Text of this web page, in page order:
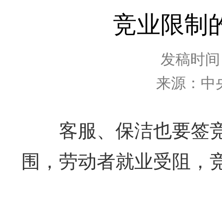
竞业限制
发稿时
来源：中
客服、保洁也要签
围，劳动者就业受阻，